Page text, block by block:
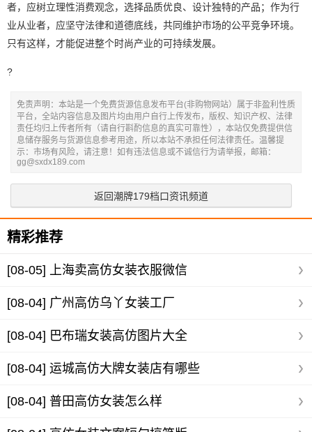
者，应树立理性消费观念，选择品质优良、设计独特的产品；作为行
业从业者，应坚守法律和道德底线，共同维护市场的公平竞争环境。
只有这样，才能促进整个时尚产业的可持续发展。
?
免责声明：本站是一个免费货源信息发布平台(非购物网站）属于非盈利性质
平台，全站内容信息及图片均由用户自行上传发布，版权、知识产权、法律
责任均归上传者所有（请自行斟酌信息的真实可靠性），本站仅免费提供信
息储存服务与货源信息参考用途，所以本站不承担任何法律责任。温馨提
示：市场有风险，请注意！如有违法信息或不诚信行为请举报，邮箱：
gg@sxdx189.com
返回潮牌179档口资讯频道
精彩推荐
[08-05] 上海卖高仿女装衣服微信
[08-04] 广州高仿乌丫女装工厂
[08-04] 巴布瑞女装高仿图片大全
[08-04] 运城高仿大牌女装店有哪些
[08-04] 普田高仿女装怎么样